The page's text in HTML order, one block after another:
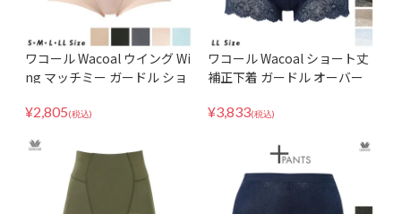
ワコール Wacoal ウイング Wi
ng マッチミー ガードル ショ
ードル KQ2520 ヒップメイク
き可
¥2,805(税込)
ワコール Wacoal ショート丈
補正下着 ガードル オーバー
ップアップ レースタイプ 吸汗
¥3,833(税込)